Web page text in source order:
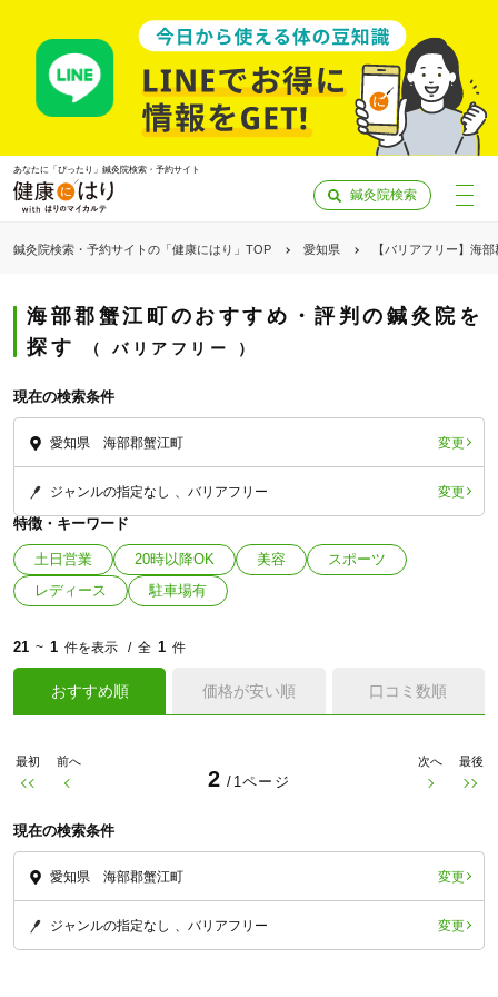
あなたに「ぴったり」鍼灸院検索・予約サイト
鍼灸院検索
鍼灸院検索・予約サイトの「健康にはり」TOP 愛知県 【バリアフリー】海
海部郡蟹江町のおすすめ・評判の鍼灸院を
探す
バリアフリー
現在の検索条件
愛知県 海部郡蟹江町 変更
ジャンルの指定なし バリアフリー 変更
特徴・キーワード
土日営業 20時以降OK 美容
スポーツ
レディース
駐車場有
21 ~ 1 件を表示 全 1 件
おすすめ順 価格が安い順 口コミ数順
最初 前へ
2 /1ページ
次へ 最後
現在の検索条件
愛知県 海部郡蟹江町 変更
ジャンルの指定なし バリアフリー 変更
「健康にはりを見た」